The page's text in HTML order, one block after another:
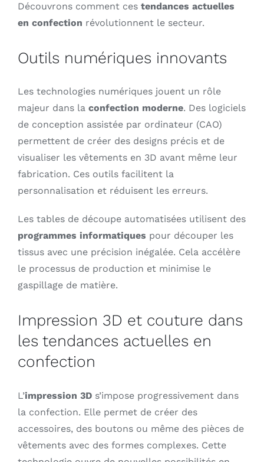
Découvrons comment ces tendances actuelles
en confection révolutionnent le secteur.
Outils numériques innovants
Les technologies numériques jouent un rôle
majeur dans la confection moderne. Des logiciels
de conception assistée par ordinateur (CAO)
permettent de créer des designs précis et de
visualiser les vêtements en 3D avant même leur
fabrication. Ces outils facilitent la
personnalisation et réduisent les erreurs.
Les tables de découpe automatisées utilisent des
programmes informatiques pour découper les
tissus avec une précision inégalée. Cela accélère
le processus de production et minimise le
gaspillage de matière.
Impression 3D et couture dans
les tendances actuelles en
confection
L’impression 3Ds’impose progressivement dans
la confection. Elle permet de créer des
accessoires, des boutons ou même des pièces de
vêtements avec des formes complexes. Cette